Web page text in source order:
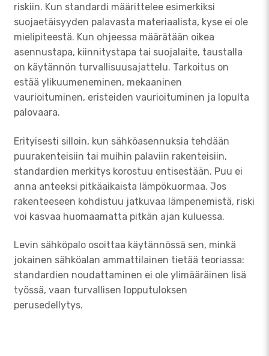
riskiin. Kun standardi määrittelee esimerkiksi
suojaetäisyyden palavasta materiaalista, kyse ei ole
mielipiteestä. Kun ohjeessa määrätään oikea
asennustapa, kiinnitystapa tai suojalaite, taustalla
on käytännön turvallisuusajattelu. Tarkoitus on
estää ylikuumeneminen, mekaaninen
vaurioituminen, eristeiden vaurioituminen ja lopulta
palovaara.
Erityisesti silloin, kun sähköasennuksia tehdään
puurakenteisiin tai muihin palaviin rakenteisiin,
standardien merkitys korostuu entisestään. Puu ei
anna anteeksi pitkäaikaista lämpökuormaa. Jos
rakenteeseen kohdistuu jatkuvaa lämpenemistä, riski
voi kasvaa huomaamatta pitkän ajan kuluessa.
Levin sähköpalo osoittaa käytännössä sen, minkä
jokainen sähköalan ammattilainen tietää teoriassa:
standardien noudattaminen ei ole ylimääräinen lisä
työssä, vaan turvallisen lopputuloksen
perusedellytys.